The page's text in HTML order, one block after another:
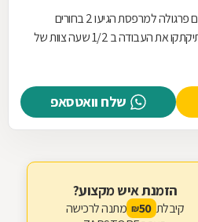
עשיתי היום פרגולה למרפסת הגיעו 2 בחורים
נחמדים תיקתקו את העבודה ב 1/2 שעה צוות של
אשכרה צוות מנצח ממליצה מכל
שלח וואטסאפ
הזמנת איש מקצוע?
קיבלת 50
₪ מתנה לרכישה